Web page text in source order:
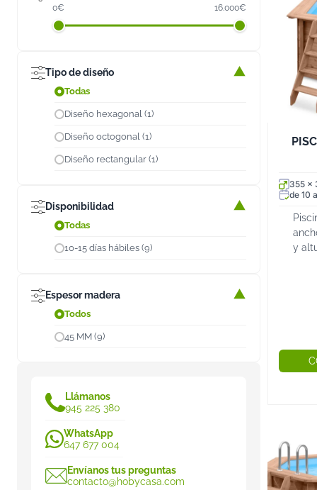
0€ 16.000€
Tipo de diseño
Todas
Diseño hexagonal (1)
Diseño octogonal (1)
Diseño rectangular (1)
Disponibilidad
Todas
10-15 días hábiles (9)
Espesor madera
Todos
45 MM (9)
Llámanos
945 225 380
WhatsApp
647 677 004
Envíanos tus preguntas
contacto@hobycasa.com
355 x
de 10
y